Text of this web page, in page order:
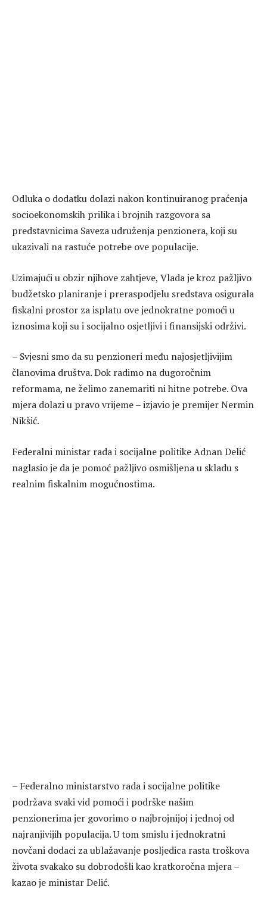
Odluka o dodatku dolazi nakon kontinuiranog praćenja
socioekonomskih prilika i brojnih razgovora sa
predstavnicima Saveza udruženja penzionera, koji su
ukazivali na rastuće potrebe ove populacije.
Uzimajući u obzir njihove zahtjeve, Vlada je kroz pažljivo
budžetsko planiranje i preraspodjelu sredstava osigurala
fiskalni prostor za isplatu ove jednokratne pomoći u
iznosima koji su i socijalno osjetljivi i finansijski održivi.
– Svjesni smo da su penzioneri među najosjetljivijim
članovima društva. Dok radimo na dugoročnim
reformama, ne želimo zanemariti ni hitne potrebe. Ova
mjera dolazi u pravo vrijeme – izjavio je premijer Nermin
Nikšić.
Federalni ministar rada i socijalne politike Adnan Delić
naglasio je da je pomoć pažljivo osmišljena u skladu s
realnim fiskalnim mogućnostima.
– Federalno ministarstvo rada i socijalne politike
podržava svaki vid pomoći i podrške našim
penzionerima jer govorimo o najbrojnijoj i jednoj od
najranjivijih populacija. U tom smislu i jednokratni
novčani dodaci za ublažavanje posljedica rasta troškova
života svakako su dobrodošli kao kratkoročna mjera –
kazao je ministar Delić.